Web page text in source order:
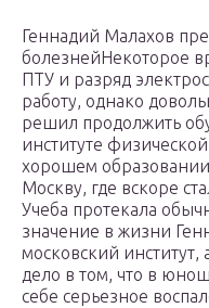
Геннадий Малахов
болезнейНекоторое
ПТУ и разряд
работу, однако
решил продолжить
институте
хорошем
Москву, где вскоре
Учеба протекала
значение в жизни
московский институт,
дело в том, что в
себе серьезное